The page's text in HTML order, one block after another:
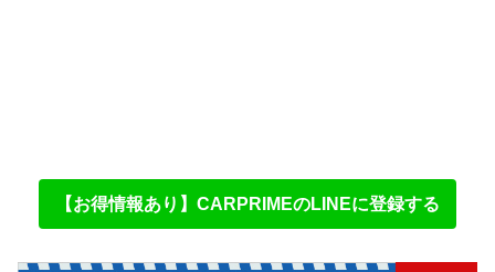
【お得情報あり】CARPRIMEのLINEに登録する